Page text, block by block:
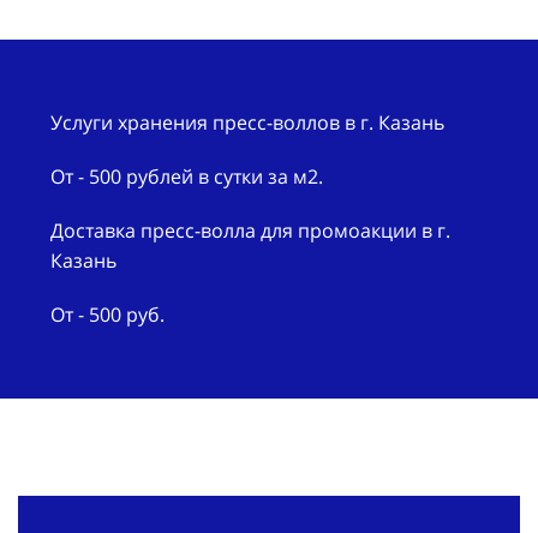
Услуги хранения пресс-воллов в г. Казань
От - 500 рублей в сутки за м2.
Доставка пресс-волла для промоакции в г.
Казань
От - 500 руб.